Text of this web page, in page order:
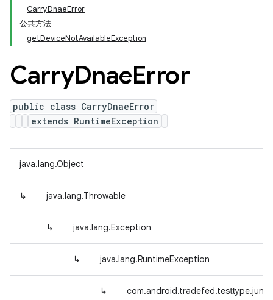
CarryDnaeError
公共方法
getDeviceNotAvailableException
CarryDnaeError
public class CarryDnaeError
extends RuntimeException
java.lang.Object
↳ java.lang.Throwable
↳ java.lang.Exception
↳ java.lang.RuntimeException
↳